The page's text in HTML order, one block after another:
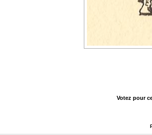
Votez pour